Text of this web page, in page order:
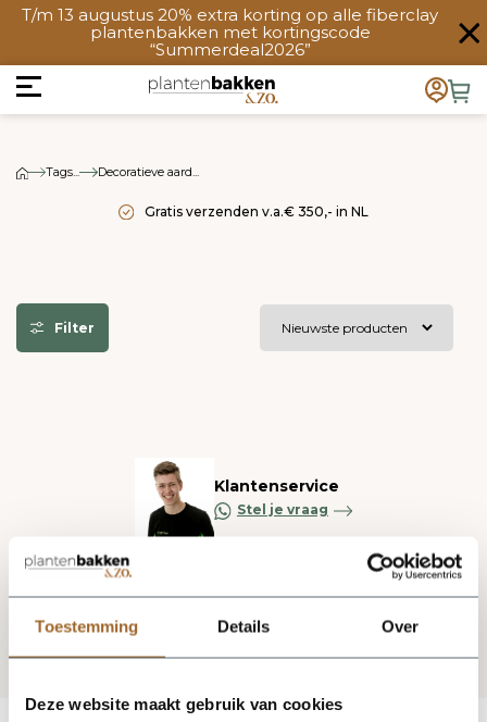
Toestemming Details Over
Deze website maakt gebruik van cookies
T/m 13 augustus 20% extra korting op alle fiberclay
plantenbakken met kortingscode
“Summerdeal2026”
Tags... Decoratieve aard...
Gratis verzenden v.a.€ 350,- in NL
Filter
Klantenservice
Stel je vraag
Blijf op de hoogte via onze nieuwsbrief